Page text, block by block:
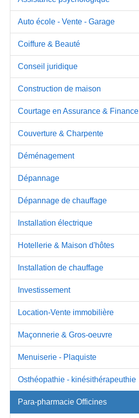
Auto école - Vente - Garage
Coiffure & Beauté
Conseil juridique
Construction de maison
Courtage en Assurance & Finance
Couverture & Charpente
Déménagement
Dépannage
Dépannage de chauffage
Installation électrique
Hotellerie & Maison d'hôtes
Installation de chauffage
Investissement
Location-Vente immobilière
Maçonnerie & Gros-oeuvre
Menuiserie - Plaquiste
Osthéopathie - kinésithérapeuthie
Para-pharmacie Officines